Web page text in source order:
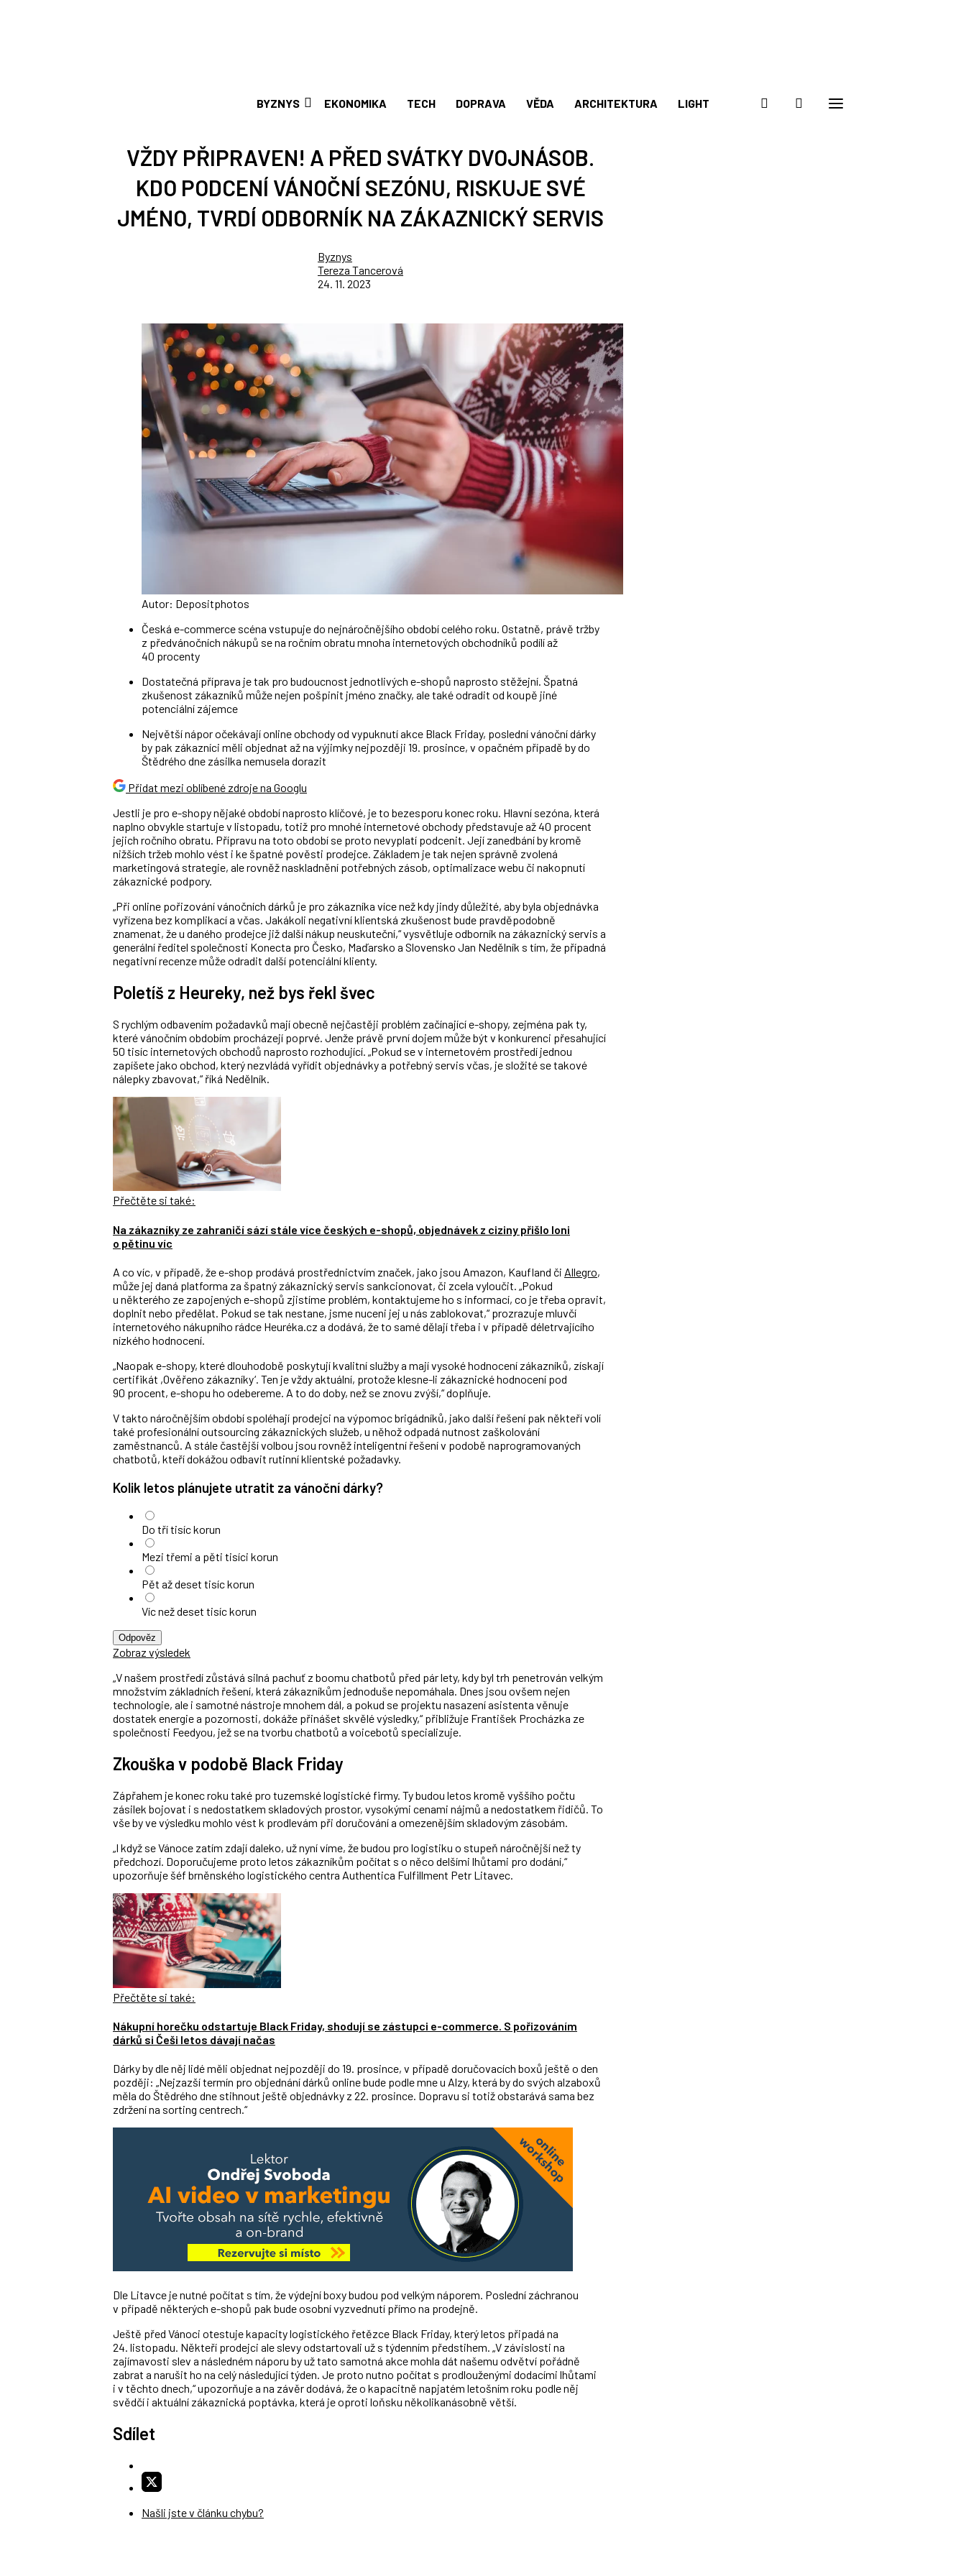
BYZNYS EKONOMIKA TECH DOPRAVA VĚDA ARCHITEKTURA LIGHT
VŽDY PŘIPRAVEN! A PŘED SVÁTKY DVOJNÁSOB.
KDO PODCENÍ VÁNOČNÍ SEZÓNU, RISKUJE SVÉ
JMÉNO, TVRDÍ ODBORNÍK NA ZÁKAZNICKÝ SERVIS
Byznys
Tereza Tancerová
24. 11. 2023
Autor: Depositphotos
Česká e-commerce scéna vstupuje do nejnáročnějšího období celého roku. Ostatně, právě tržby
z předvánočních nákupů se na ročním obratu mnoha internetových obchodníků podílí až
40 procenty
Dostatečná příprava je tak pro budoucnost jednotlivých e-shopů naprosto stěžejní. Špatná
zkušenost zákazníků může nejen pošpinit jméno značky, ale také odradit od koupě jiné
potenciální zájemce
Největší nápor očekávají online obchody od vypuknutí akce Black Friday, poslední vánoční dárky
by pak zákazníci měli objednat až na výjimky nejpozději 19. prosince, v opačném případě by do
Štědrého dne zásilka nemusela dorazit
Přidat mezi oblíbené zdroje na Googlu
Jestli je pro e-shopy nějaké období naprosto klíčové, je to bezesporu konec roku. Hlavní sezóna, která
naplno obvykle startuje v listopadu, totiž pro mnohé internetové obchody představuje až 40 procent
jejich ročního obratu. Přípravu na toto období se proto nevyplatí podcenit. Její zanedbání by kromě
nižších tržeb mohlo vést i ke špatné pověsti prodejce. Základem je tak nejen správně zvolená
marketingová strategie, ale rovněž naskladnění potřebných zásob, optimalizace webu či nakopnutí
zákaznické podpory.
„Při online pořizování vánočních dárků je pro zákazníka více než kdy jindy důležité, aby byla objednávka
vyřízena bez komplikací a včas. Jakákoli negativní klientská zkušenost bude pravděpodobně
znamenat, že u daného prodejce již další nákup neuskuteční,“ vysvětluje odborník na zákaznický servis a
generální ředitel společnosti Konecta pro Česko, Maďarsko a Slovensko Jan Nedělník s tím, že případná
negativní recenze může odradit další potenciální klienty.
Poletíš z Heureky, než bys řekl švec
S rychlým odbavením požadavků mají obecně nejčastěji problém začínající e-shopy, zejména pak ty,
které vánočním obdobím procházejí poprvé. Jenže právě první dojem může být v konkurenci přesahující
50 tisíc internetových obchodů naprosto rozhodující. „Pokud se v internetovém prostředí jednou
zapíšete jako obchod, který nezvládá vyřídit objednávky a potřebný servis včas, je složité se takové
nálepky zbavovat,“ říká Nedělník.
Přečtěte si také:
Na zákazníky ze zahraničí sází stále více českých e-shopů, objednávek z ciziny přišlo loni
o pětinu víc
A co víc, v případě, že e-shop prodává prostřednictvím značek, jako jsou Amazon, Kaufland či Allegro,
může jej daná platforma za špatný zákaznický servis sankcionovat, či zcela vyloučit. „Pokud
u některého ze zapojených e-shopů zjistíme problém, kontaktujeme ho s informací, co je třeba opravit,
doplnit nebo předělat. Pokud se tak nestane, jsme nuceni jej u nás zablokovat,“ prozrazuje mluvčí
internetového nákupního rádce Heuréka.cz a dodává, že to samé dělají třeba i v případě déletrvajícího
nízkého hodnocení.
„Naopak e-shopy, které dlouhodobě poskytují kvalitní služby a mají vysoké hodnocení zákazníků, získají
certifikát ,Ověřeno zákazníky‘. Ten je vždy aktuální, protože klesne-li zákaznické hodnocení pod
90 procent, e-shopu ho odebereme. A to do doby, než se znovu zvýší,“ doplňuje.
V takto náročnějším období spoléhají prodejci na výpomoc brigádníků, jako další řešení pak někteří volí
také profesionální outsourcing zákaznických služeb, u něhož odpadá nutnost zaškolování
zaměstnanců. A stále častější volbou jsou rovněž inteligentní řešení v podobě naprogramovaných
chatbotů, kteří dokážou odbavit rutinní klientské požadavky.
Kolik letos plánujete utratit za vánoční dárky?
Do tří tisíc korun
Mezi třemi a pěti tisíci korun
Pět až deset tisíc korun
Víc než deset tisíc korun
Odpověz
Zobraz výsledek
„V našem prostředí zůstává silná pachuť z boomu chatbotů před pár lety, kdy byl trh penetrován velkým
množstvím základních řešení, která zákazníkům jednoduše nepomáhala. Dnes jsou ovšem nejen
technologie, ale i samotné nástroje mnohem dál, a pokud se projektu nasazení asistenta věnuje
dostatek energie a pozornosti, dokáže přinášet skvělé výsledky,“ přibližuje František Procházka ze
společnosti Feedyou, jež se na tvorbu chatbotů a voicebotů specializuje.
Zkouška v podobě Black Friday
Zápřahem je konec roku také pro tuzemské logistické firmy. Ty budou letos kromě vyššího počtu
zásilek bojovat i s nedostatkem skladových prostor, vysokými cenami nájmů a nedostatkem řidičů. To
vše by ve výsledku mohlo vést k prodlevám při doručování a omezenějším skladovým zásobám.
„I když se Vánoce zatím zdají daleko, už nyní víme, že budou pro logistiku o stupeň náročnější než ty
předchozí. Doporučujeme proto letos zákazníkům počítat s o něco delšími lhůtami pro dodání,“
upozorňuje šéf brněnského logistického centra Authentica Fulfillment Petr Litavec.
Přečtěte si také:
Nákupní horečku odstartuje Black Friday, shodují se zástupci e-commerce. S pořizováním
dárků si Češi letos dávají načas
Dárky by dle něj lidé měli objednat nejpozději do 19. prosince, v případě doručovacích boxů ještě o den
později: „Nejzazší termín pro objednání dárků online bude podle mne u Alzy, která by do svých alzaboxů
měla do Štědrého dne stihnout ještě objednávky z 22. prosince. Dopravu si totiž obstarává sama bez
zdržení na sorting centrech.“
Dle Litavce je nutné počítat s tím, že výdejní boxy budou pod velkým náporem. Poslední záchranou
v případě některých e-shopů pak bude osobní vyzvednutí přímo na prodejně.
Ještě před Vánoci otestuje kapacity logistického řetězce Black Friday, který letos připadá na
24. listopadu. Někteří prodejci ale slevy odstartovali už s týdenním předstihem. „V závislosti na
zajímavosti slev a následném náporu by už tato samotná akce mohla dát našemu odvětví pořádně
zabrat a narušit ho na celý následující týden. Je proto nutno počítat s prodlouženými dodacími lhůtami
i v těchto dnech,“ upozorňuje a na závěr dodává, že o kapacitně napjatém letošním roku podle něj
svědčí i aktuální zákaznická poptávka, která je oproti loňsku několikanásobně větší.
Sdílet
Našli jste v článku chybu?